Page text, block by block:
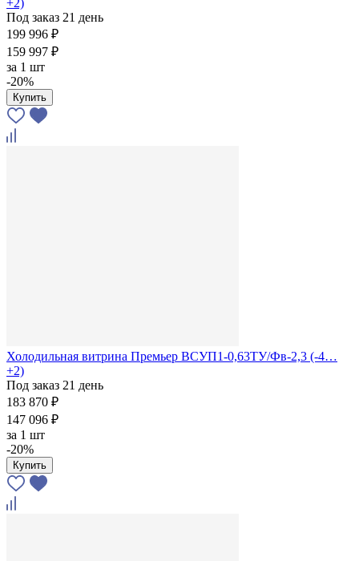
Под заказ 21 день
199 996 ₽
159 997 ₽
за 1 шт
-20%
Купить
Холодильная витрина Премьер ВСУП1-0,63ТУ/Фв-2,3 (-4…
+2)
Под заказ 21 день
183 870 ₽
147 096 ₽
за 1 шт
-20%
Купить